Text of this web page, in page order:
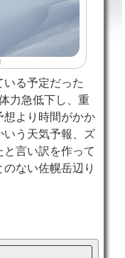
る予定だった
力急低下し、重
想より時間がかか
いう天気予報、ズ
言い訳を作って
ない佐幌岳辺り